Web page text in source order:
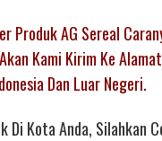
Produk AG Sereal
Kami Kirim Ke
Dan Luar Negeri.
Di Kota Anda, Silahkan